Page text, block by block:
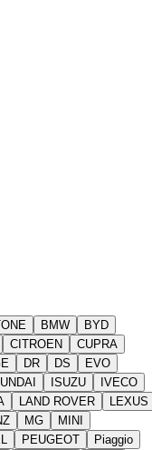
BMW
BYD
CITROEN
CUPRA
DR DS
EVO
ISUZU
IVECO
LAND ROVER
LEXUS
MG
MINI
PEUGEOT
Piaggio